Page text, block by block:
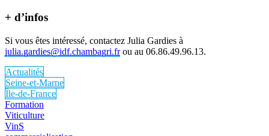
+ d’infos
Si vous êtes intéressé, contactez Julia Gardies à
julia.gardies@idf.chambagri.frou au 06.86.49.96.13.
Actualités
Seine-et-Marne
Île-de-France
Formation
Viticulture
VinS